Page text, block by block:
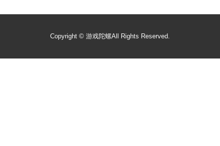
Copyright © 游戏陀螺All Rights Reserved.